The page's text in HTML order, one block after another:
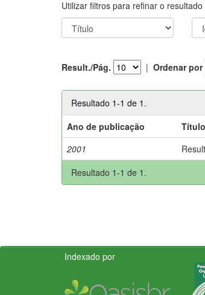
Utilizar filtros para refinar o
Result./Pág. | Ordenar por
Resultado 1-1 de 1.
Ano de publicação
Título
2001
Resultado 1-1 de 1.
Indexado por